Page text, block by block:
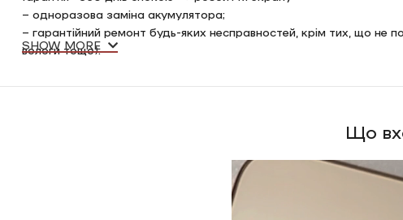
– одноразова заміна акумулятора;
– гарантійний ремонт будь-яких несправностей, крім тих, що не
вологи тощо).
SHOW MORE
Що